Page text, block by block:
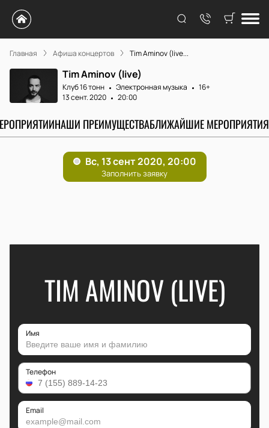
Главная Афиша концертов Tim Aminov (live...
Tim Aminov (live)
Клуб 16 тонн Электронная музыка
16+
13 сент. 2020
20:00
НАШИ ПРЕИМУЩЕСТВАБЛИЖАЙШИЕ МЕРОПРИЯТИЯ
TIM AMINOV (LIVE)
Имя
Телефон
Email